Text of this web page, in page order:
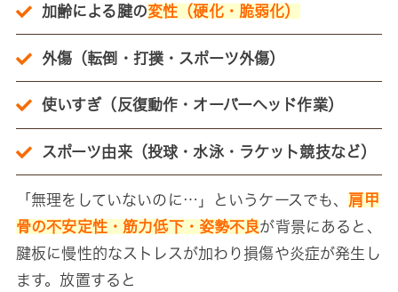
加齢による腱の変性（硬化・脆弱化）
外傷（転倒・打撲・スポーツ外傷）
使いすぎ（反復動作・オーバーヘッド作業）
スポーツ由来（投球・水泳・ラケット競技など）
「無理をしていないのに…」というケースでも、 肩甲
骨の不安定性・筋力低下・姿勢不良が背景にあると、
腱板に慢性的なストレスが加わり損傷や炎症が発生し
ます。放置すると